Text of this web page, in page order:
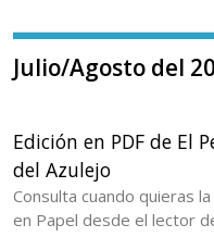
Julio/Agosto del
Edición en PDF de El
del Azulejo
Consulta cuando quieras
en Papel desde el lector